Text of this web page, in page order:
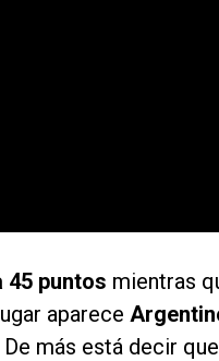
45 puntos mientras
aparece
más está decir